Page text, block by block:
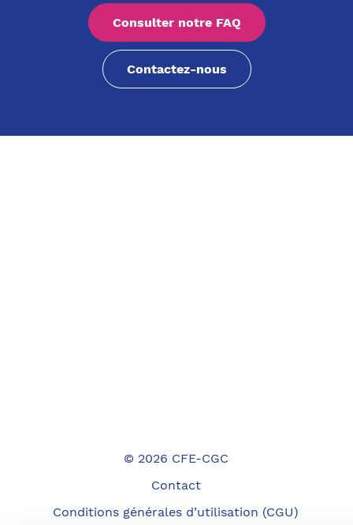
Consulter notre FAQ
Contactez-nous
© 2026 CFE-CGC
Contact
Conditions générales d’utilisation (CGU)